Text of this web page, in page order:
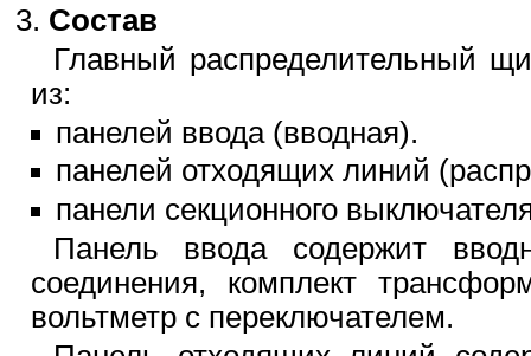
Состав
Главный распределительный
из:
панелей ввода (вводная).
панелей отходящих линий
панели секционного
Панель ввода содержит
соединения, комплект
вольтметр с переключателем.